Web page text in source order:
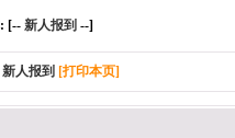
[-- 新人报到 --]
新人报到 [打印本页]